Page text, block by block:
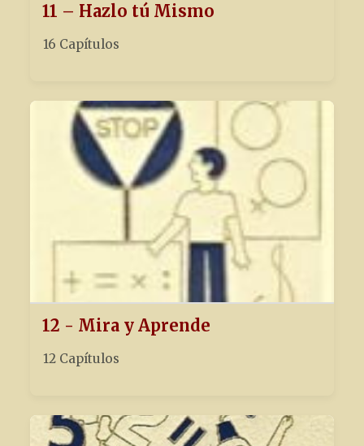
11 – Hazlo tú Mismo
16 Capítulos
12 - Mira y Aprende
12 Capítulos